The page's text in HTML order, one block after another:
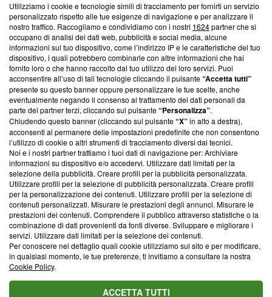
Questa sezione offre informazioni trasparenti su Blasting
News, sui nostri processi editoriali e su come ci impegniamo a
creare news di qualità. Inoltre, afferma la nostra aderenza a
‘Trust Project - News with Integrity’Blasting News non è
ancora membro del programma, ma ha richiesto di farne
parte; Trust Project non ha ancora effettuato una verifica di
conformità agli standard.
Su di noi
Team editoriale
Corporate
Redazione
Informativa Privacy
Cookie Policy
Blasting SA, IDI CHE-247.845.224, Via Carlo Frasca, 3 - 6900
Lugano (Svizzera) Tel:+39 0690258937
© 2026 Blasting News
Utilizziamo i cookie e tecnologie simili di tracciamento per fornirti un servizio
personalizzato rispetto alle tue esigenze di navigazione e per analizzare il
nostro traffico. Raccogliamo e condividiamo con i nostri 1624partner che si
occupano di analisi dei dati web, pubblicità e social media, alcune
informazioni sul tuo dispositivo, come l’indirizzo IP e le caratteristiche del tuo
dispositivo, i quali potrebbero combinarle con altre informazioni che hai
fornito loro o che hanno raccolto dal tuo utilizzo dei loro servizi. Puoi
acconsentire all’uso di tali tecnologie cliccando il pulsante“Accetta tutti”
presente su questo banner oppure personalizzare le tue scelte, anche
eventualmente negando il consenso al trattamento dei dati personali da
parte dei partner terzi, cliccando sul pulsante“Personalizza”.
Chiudendo questo banner (cliccando sul pulsante“X”in alto a destra),
acconsenti al permanere delle impostazioni predefinite che non consentono
l’utilizzo di cookie o altri strumenti di tracciamento diversi dai tecnici.
Noi e i nostri partner trattiamo i tuoi dati di navigazione per: Archiviare
informazioni su dispositivo e/o accedervi. Utilizzare dati limitati per la
selezione della pubblicità. Creare profili per la pubblicità personalizzata.
Utilizzare profili per la selezione di pubblicità personalizzata. Creare profili
per la personalizzazione dei contenuti. Utilizzare profili per la selezione di
contenuti personalizzati. Misurare le prestazioni degli annunci. Misurare le
prestazioni dei contenuti. Comprendere il pubblico attraverso statistiche o la
combinazione di dati provenienti da fonti diverse. Sviluppare e migliorare i
servizi. Utilizzare dati limitati per la selezione dei contenuti.
Per conoscere nel dettaglio quali cookie utilizziamo sul sito e per modificare,
in qualsiasi momento, le tue preferenze, ti invitiamo a consultare la nostra
Cookie Policy.
ACCETTA TUTTI